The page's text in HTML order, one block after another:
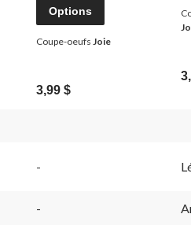
Options
Coupe-oeufs Joie
3,99 $
-
-